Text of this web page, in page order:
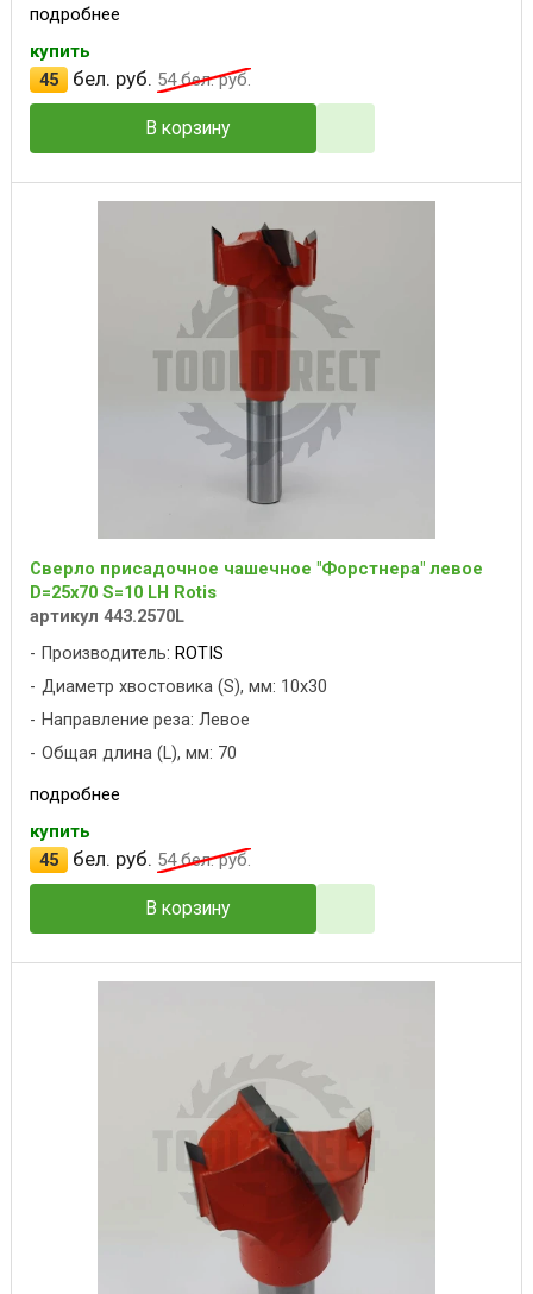
подробнее
купить
45
бел. руб. 54бел. руб.
В корзину
Сверло присадочное чашечное "Форстнера" левое
D=25x70 S=10 LH Rotis
артикул 443.2570L
Производитель: ROTIS
Диаметр хвостовика (S), мм: 10x30
Направление реза: Левое
Общая длина (L), мм: 70
подробнее
купить
45
бел. руб. 54бел. руб.
В корзину